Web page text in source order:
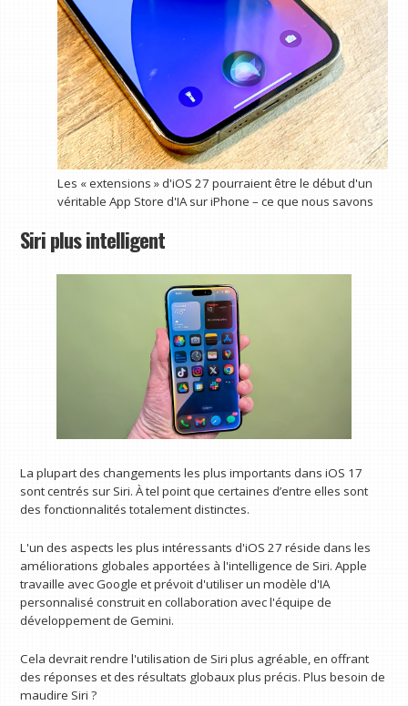
Les « extensions » d'iOS 27 pourraient être le début d'un
véritable App Store d'IA sur iPhone – ce que nous savons
Siri plus intelligent
La plupart des changements les plus importants dans iOS 17
sont centrés sur Siri. À tel point que certaines d’entre elles sont
des fonctionnalités totalement distinctes.
L'un des aspects les plus intéressants d'iOS 27 réside dans les
améliorations globales apportées à l'intelligence de Siri. Apple
travaille avec Google et prévoit d'utiliser un modèle d'IA
personnalisé construit en collaboration avec l'équipe de
développement de Gemini.
Cela devrait rendre l'utilisation de Siri plus agréable, en offrant
des réponses et des résultats globaux plus précis. Plus besoin de
maudire Siri ?